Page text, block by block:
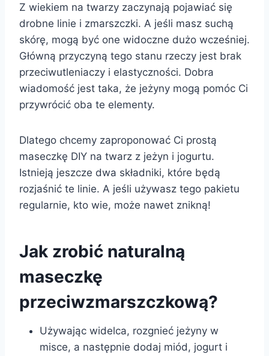
Z wiekiem na twarzy zaczynają pojawiać się
drobne linie i zmarszczki. A jeśli masz suchą
skórę, mogą być one widoczne dużo wcześniej.
Główną przyczyną tego stanu rzeczy jest brak
przeciwutleniaczy i elastyczności. Dobra
wiadomość jest taka, że jeżyny mogą pomóc Ci
przywrócić oba te elementy.
Dlatego chcemy zaproponować Ci prostą
maseczkę DIY na twarz z jeżyn i jogurtu.
Istnieją jeszcze dwa składniki, które będą
rozjaśnić te linie. A jeśli używasz tego pakietu
regularnie, kto wie, może nawet znikną!
Jak zrobić naturalną
maseczkę
przeciwzmarszczkową?
Używając widelca, rozgnieć jeżyny w
misce, a następnie dodaj miód, jogurt i